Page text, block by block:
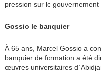
pression sur le gouvernement
Gossio le banquier
À 65 ans, Marcel Gossio a
banquier de formation a été
œuvres universitaires